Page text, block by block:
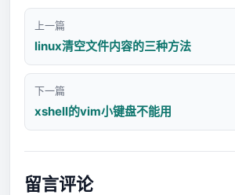
上一篇
linux清空文件内容的三种方法
下一篇
xshell的vim小键盘不能用
留言评论